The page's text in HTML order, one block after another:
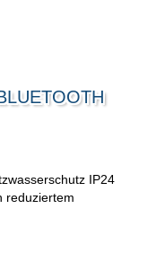
IP24
reduziertem